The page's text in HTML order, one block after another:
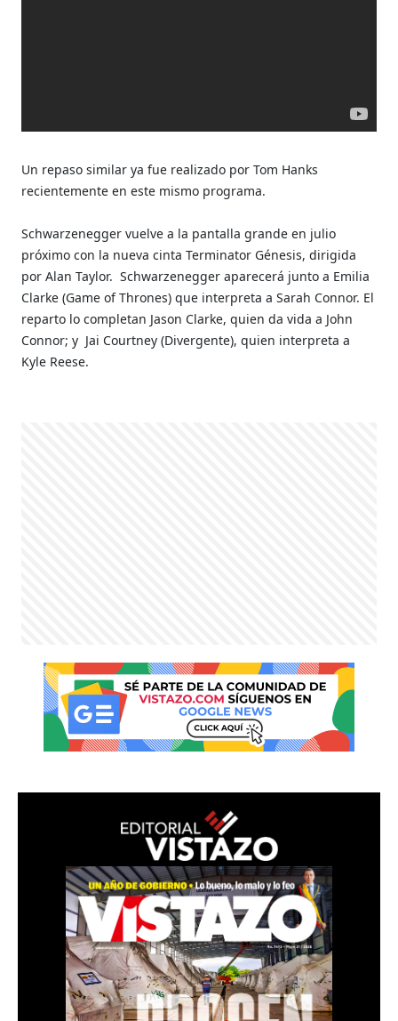
Un repaso similar ya fue realizado por Tom Hanks
recientemente en este mismo programa.
Schwarzenegger vuelve a la pantalla grande en julio
próximo con la nueva cinta Terminator Génesis, dirigida
por Alan Taylor. Schwarzenegger aparecerá junto a Emilia
Clarke (Game of Thrones) que interpreta a Sarah Connor. El
reparto lo completan Jason Clarke, quien da vida a John
Connor; y Jai Courtney (Divergente), quien interpreta a
Kyle Reese.